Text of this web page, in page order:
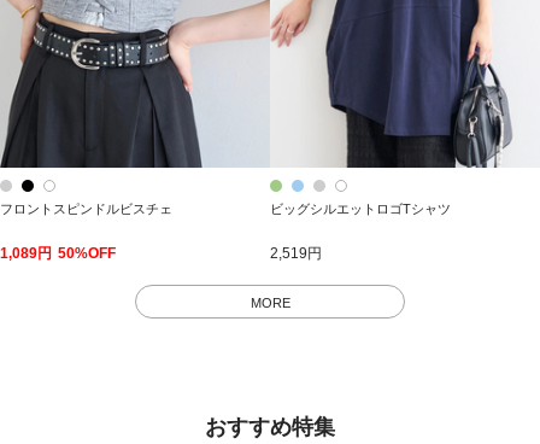
フロントスピンドルビスチェ
1,089円 50%OFF
ビッグシルエットロゴTシャツ
2,519円
MORE
おすすめ特集